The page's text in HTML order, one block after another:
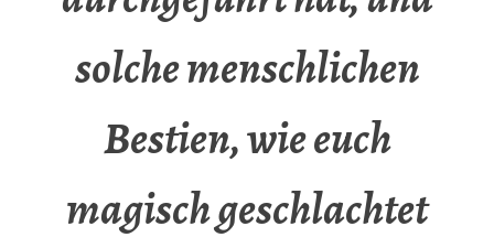
solche menschlichen
Bestien, wie euch
magisch geschlachtet